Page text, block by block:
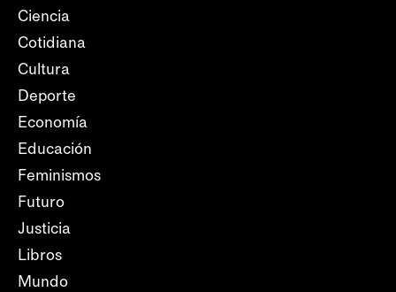
Ciencia
Cotidiana
Cultura
Deporte
Economía
Educación
Feminismos
Futuro
Justicia
Libros
Mundo